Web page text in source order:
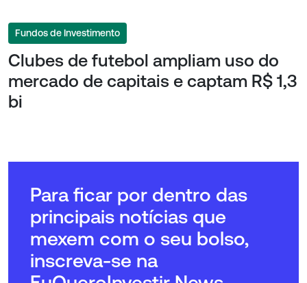
Fundos de Investimento
Clubes de futebol ampliam uso do
mercado de capitais e captam R$ 1,3
bi
Para ficar por dentro das
principais notícias que
mexem com o seu bolso,
inscreva-se na